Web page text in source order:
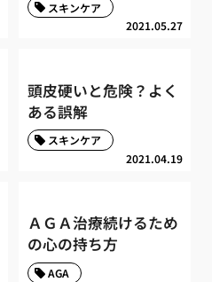
2021.05.27
スキンケア
頭皮硬いと危険？よく
ある誤解
2021.04.19
スキンケア
ＡＧＡ治療続けるため
の心の持ち方
AGA